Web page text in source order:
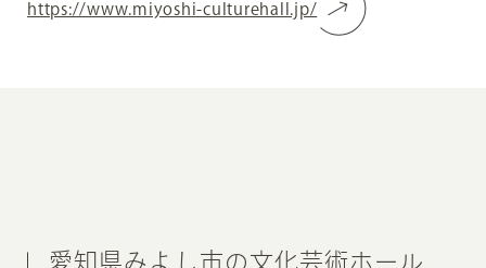
https://www.miyoshi-culturehall.jp/
愛知県みよし市の文化芸術ホール